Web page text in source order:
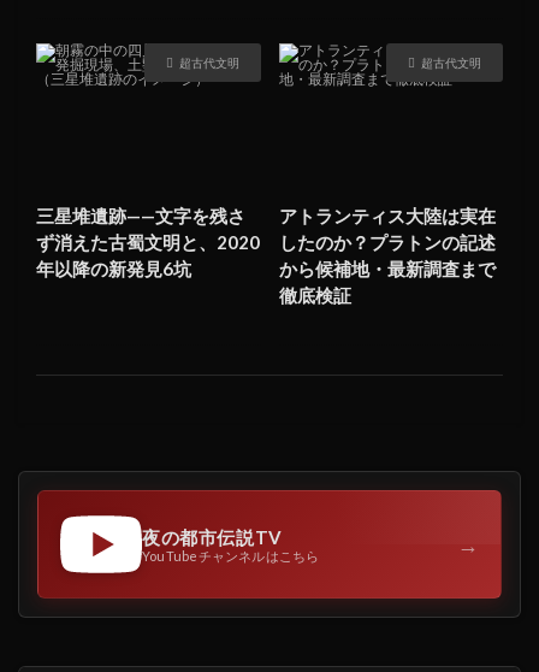
超古代文明
三星堆遺跡——文字を残さ
ず消えた古蜀文明と、2020
年以降の新発見6坑
超古代文明
アトランティス大陸は実在
したのか？プラトンの記述
から候補地・最新調査まで
徹底検証
夜の都市伝説TV
YouTubeチャンネルはこちら →